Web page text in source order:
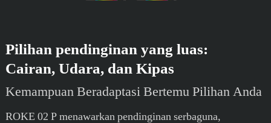
Pilihan pendinginan yang luas:
Cairan, Udara, dan Kipas
Kemampuan Beradaptasi Bertemu Pilihan Anda
ROKE 02 P menawarkan pendinginan serbaguna,